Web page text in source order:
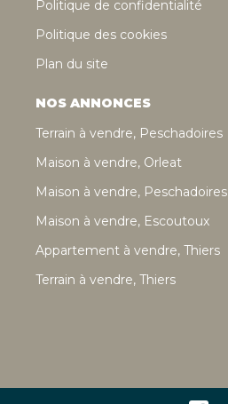
Politique de confidentialité
Politique des cookies
Plan du site
NOS ANNONCES
Terrain à vendre, Peschadoires
Maison à vendre, Orleat
Maison à vendre, Peschadoires
Maison à vendre, Escoutoux
Appartement à vendre, Thiers
Terrain à vendre, Thiers